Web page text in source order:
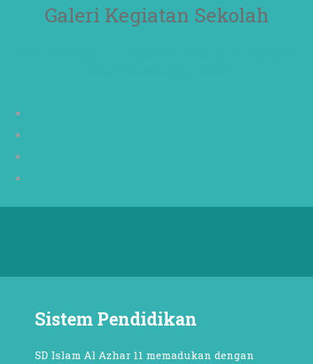
Galeri Kegiatan Sekolah
Sistem Pendidikan
SD Islam Al Azhar 11 memadukan dengan